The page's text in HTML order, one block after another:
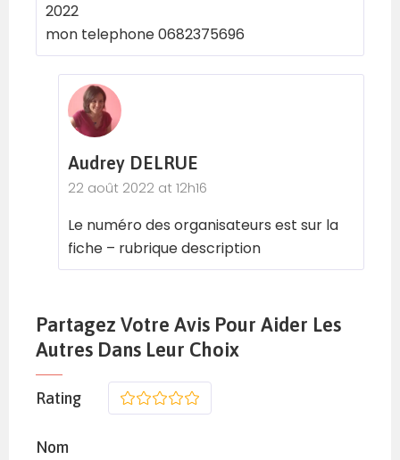
2022
mon telephone 0682375696
Audrey DELRUE
22 août 2022 at 12h16
Le numéro des organisateurs est sur la
fiche – rubrique description
Partagez Votre Avis Pour Aider Les
Autres Dans Leur Choix
Rating 5
4
3
2
Nom